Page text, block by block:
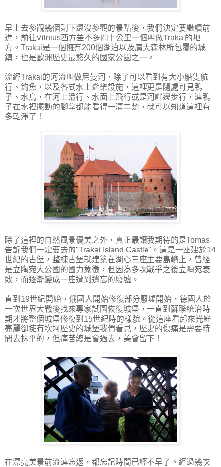
早上去參觀幾個剩下還沒參觀的景點後，我們決定要繼續前
進，前往Vilnius西方差不多四十公里一個叫做Trakai的地
方。Trakai是一個擁有200個湖泊以及廣大森林所包覆的城
鎮，也是歐洲歷史最悠久的國家公園之一。
流經Trakai的河流叫做尼曼河，除了可以看到有大小船隻航
行、釣魚，以及各式水上遊樂設施，這裡更是隨處可見鴨
子、水鳥，在河上滑行、水面上飛行或是河畔邊步行，連鴨
子在水裡擺動的腳掌都能看得一清二楚，就可以知道這裡有
多乾淨了！
除了這裡的自然風景優美之外，真正最讓我期待的是Tomas
告訴我們一定要去的"Trakai Island Castle"。這是一座建於14
世紀的古堡，整棟古堡就建築在湖心三座主要島嶼上，曾經
是立陶宛大公國的國力象徵，但因為多次戰爭之後立陶宛衰
敗，而逐漸變成一座遭到遺忘的廢墟。
直到19世紀開始，俄國人開始修復部分廢墟開始，德國人於
一次世界大戰後找來專家試圖恢復城堡，一直到蘇聯統治時
期才將整個城堡修復到15世紀時的樣貌。從這座看起來光鮮
亮麗卻擁有坎坷歷史的城堡我們看見，歷史的傷痛是需要時
間去抹平的，但痛苦總是會過去，美會留下！
在漂亮美景前流連忘返，都忘記時間已經不早了。經過幾次